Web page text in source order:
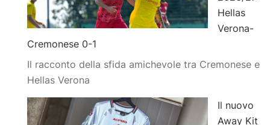
Hellas
Verona-
Cremonese 0-1
Il racconto della sfida amichevole tra Cremonese e
Hellas Verona
Il nuovo
Away Kit